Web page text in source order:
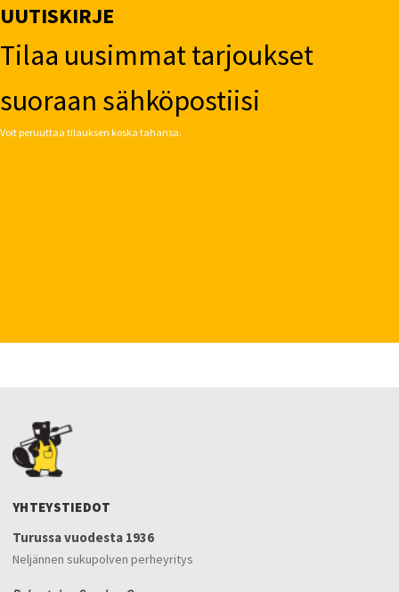
UUTISKIRJE
Tilaa uusimmat tarjoukset
suoraan sähköpostiisi
Voit peruuttaa tilauksen koska tahansa.
YHTEYSTIEDOT
Turussa vuodesta 1936
Neljännen sukupolven perheyritys